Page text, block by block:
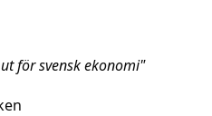
för svensk ekonomi"